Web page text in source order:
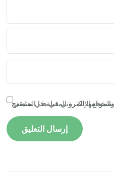
بريدي الإلكتروني، والموقع الإلكتروني في هذا المتصفح لاستخدامها المرة المقبلة في تعليقي.